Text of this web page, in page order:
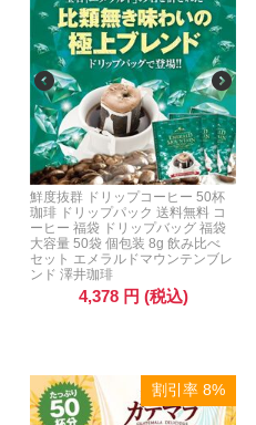
鮮度抜群 ドリップコーヒー 50杯
珈琲 ドリップパック 送料無料 コ
ーヒー 福袋 ドリップバッグ 福袋
大容量 50袋 個包装 8g 飲み比べ
セット エメラルドマウンテンブレ
ンド 澤井珈琲
4,378 円 (税込)
割引率 8%